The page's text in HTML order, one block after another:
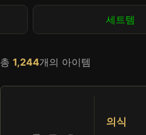
세트템
총1,244개의 아이템
의식